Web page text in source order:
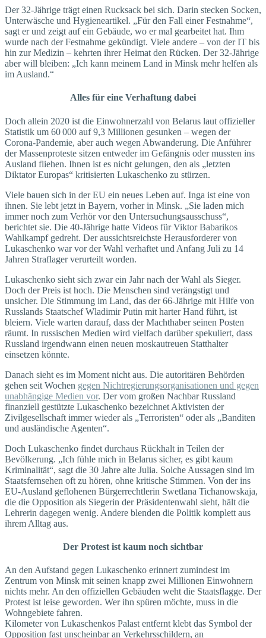
Der 32-Jährige trägt einen Rucksack bei sich. Darin stecken Socken,
Unterwäsche und Hygieneartikel. „Für den Fall einer Festnahme“,
sagt er und zeigt auf ein Gebäude, wo er mal gearbeitet hat. Ihm
wurde nach der Festnahme gekündigt. Viele andere – von der IT bis
hin zur Medizin – kehrten ihrer Heimat den Rücken. Der 32-Jährige
aber will bleiben: „Ich kann meinem Land in Minsk mehr helfen als
im Ausland.“
Alles für eine Verhaftung dabei
Doch allein 2020 ist die Einwohnerzahl von Belarus laut offizieller
Statistik um 60 000 auf 9,3 Millionen gesunken – wegen der
Corona-Pandemie, aber auch wegen Abwanderung. Die Anführer
der Massenproteste sitzen entweder im Gefängnis oder mussten ins
Ausland fliehen. Ihnen ist es nicht gelungen, den als „letzten
Diktator Europas“ kritisierten Lukaschenko zu stürzen.
Viele bauen sich in der EU ein neues Leben auf. Inga ist eine von
ihnen. Sie lebt jetzt in Bayern, vorher in Minsk. „Sie laden mich
immer noch zum Verhör vor den Untersuchungsausschuss“,
berichtet sie. Die 40-Jährige hatte Videos für Viktor Babarikos
Wahlkampf gedreht. Der aussichtsreichste Herausforderer von
Lukaschenko war vor der Wahl verhaftet und Anfang Juli zu 14
Jahren Straflager verurteilt worden.
Lukaschenko sieht sich zwar ein Jahr nach der Wahl als Sieger.
Doch der Preis ist hoch. Die Menschen sind verängstigt und
unsicher. Die Stimmung im Land, das der 66-Jährige mit Hilfe von
Russlands Staatschef Wladimir Putin mit harter Hand führt, ist
bleiern. Viele warten darauf, dass der Machthaber seinen Posten
räumt. In russischen Medien wird vielfach darüber spekuliert, dass
Russland irgendwann einen neuen moskautreuen Statthalter
einsetzen könnte.
Danach sieht es im Moment nicht aus. Die autoritären Behörden
gehen seit Wochen gegen Nichtregierungsorganisationen und gegen
unabhängige Medien vor. Der vom großen Nachbar Russland
finanziell gestützte Lukaschenko bezeichnet Aktivisten der
Zivilgesellschaft immer wieder als „Terroristen“ oder als „Banditen
und ausländische Agenten“.
Doch Lukaschenko findet durchaus Rückhalt in Teilen der
Bevölkerung. „Ich fühle mich in Belarus sicher, es gibt kaum
Kriminalität“, sagt die 30 Jahre alte Julia. Solche Aussagen sind im
Staatsfernsehen oft zu hören, ohne kritische Stimmen. Von der ins
EU-Ausland geflohenen Bürgerrechtlerin Swetlana Tichanowskaja,
die die Opposition als Siegerin der Präsidentenwahl sieht, hält die
Lehrerin dagegen wenig. Andere blenden die Politik komplett aus
ihrem Alltag aus.
Der Protest ist kaum noch sichtbar
An den Aufstand gegen Lukaschenko erinnert zumindest im
Zentrum von Minsk mit seinen knapp zwei Millionen Einwohnern
nichts mehr. An den offiziellen Gebäuden weht die Staatsflagge. Der
Protest ist leise geworden. Wer ihn spüren möchte, muss in die
Wohngebiete fahren.
Kilometer von Lukaschenkos Palast entfernt klebt das Symbol der
Opposition fast unscheinbar an Verkehrsschildern, an